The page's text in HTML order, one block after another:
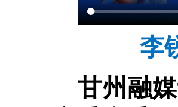
李
甘州融